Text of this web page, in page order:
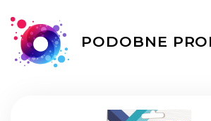
PODOBNE